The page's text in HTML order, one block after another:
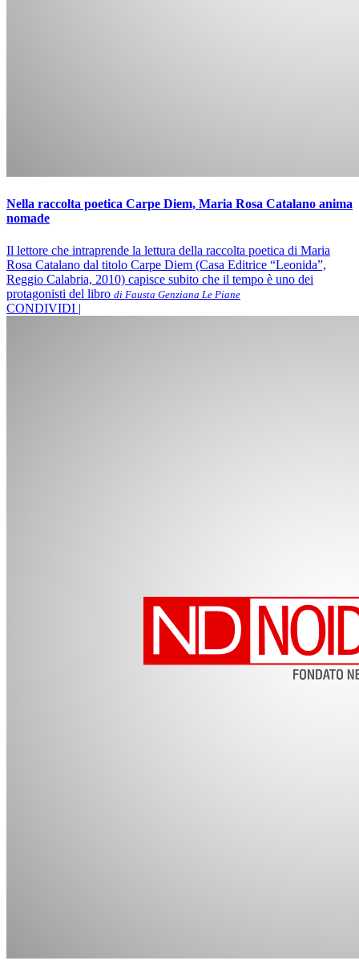
Nella raccolta poetica Carpe Diem, Maria Rosa Catalano anima
nomade
Il lettore che intraprende la lettura della raccolta poetica di Maria
Rosa Catalano dal titolo Carpe Diem (Casa Editrice “Leonida”,
Reggio Calabria, 2010) capisce subito che il tempo è uno dei
protagonisti del libro di Fausta Genziana Le Piane
CONDIVIDI |